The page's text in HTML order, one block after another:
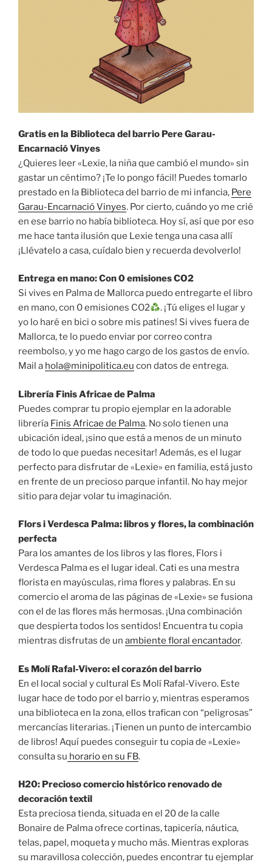
Gratis en la Biblioteca del barrio Pere Garau-
Encarnació Vinyes
¿Quieres leer «Lexie, la niña que cambió el mundo» sin
gastar un céntimo? ¡Te lo pongo fácil! Puedes tomarlo
prestado en la Biblioteca del barrio de mi infancia, Pere
Garau-Encarnació Vinyes. Por cierto, cuándo yo me crié
en ese barrio no había biblioteca. Hoy sí, así que por eso
me hace tanta ilusión que Lexie tenga una casa allí
¡Llévatelo a casa, cuídalo bien y recuerda devolverlo!
Entrega en mano: Con 0 emisiones CO2
Si vives en Palma de Mallorca puedo entregarte el libro
en mano, con 0 emisiones CO2
. ¡Tú eliges el lugar y
yo lo haré en bici o sobre mis patines! Si vives fuera de
Mallorca, te lo puedo enviar por correo contra
reembolso, y yo me hago cargo de los gastos de envío.
Mail a hola@minipolitica.eu con datos de entrega.
Librería Finis Africae de Palma
Puedes comprar tu propio ejemplar en la adorable
librería Finis Africae de Palma. No solo tienen una
ubicación ideal, ¡sino que está a menos de un minuto
de todo lo que puedas necesitar! Además, es el lugar
perfecto para disfrutar de «Lexie» en familia, está justo
en frente de un precioso parque infantil. No hay mejor
sitio para dejar volar tu imaginación.
Flors i Verdesca Palma: libros y flores, la combinación
perfecta
Para los amantes de los libros y las flores, Flors i
Verdesca Palma es el lugar ideal. Cati es una mestra
florista en mayúsculas, rima flores y palabras. En su
comercio el aroma de las páginas de «Lexie» se fusiona
con el de las flores más hermosas. ¡Una combinación
que despierta todos los sentidos! Encuentra tu copia
mientras disfrutas de un ambiente floral encantador.
Es Molí Rafal-Vivero: el corazón del barrio
En el local social y cultural Es Molí Rafal-Vivero. Este
lugar hace de todo por el barrio y, mientras esperamos
una biblioteca en la zona, ellos trafican con “peligrosas”
mercancías literarias. ¡Tienen un punto de intercambio
de libros! Aquí puedes conseguir tu copia de «Lexie»
consulta su horario en su FB.
H20: Precioso comercio histórico renovado de
decoración textil
Esta preciosa tienda, situada en el 20 de la calle
Bonaire de Palma ofrece cortinas, tapicería, náutica,
telas, papel, moqueta y mucho más. Mientras exploras
su maravillosa colección, puedes encontrar tu ejemplar